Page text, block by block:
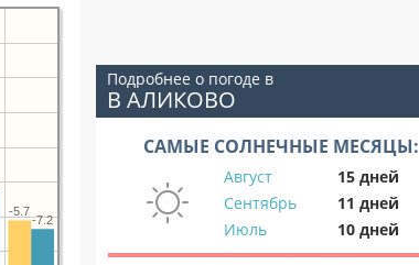
-5.7
-7.2
Подробнее о погоде в
В АЛИКОВО
САМЫЕ СОЛНЕЧНЫЕ МЕСЯЦЫ:
Август
15 дней
Сентябрь
11 дней
Июль
10 дней